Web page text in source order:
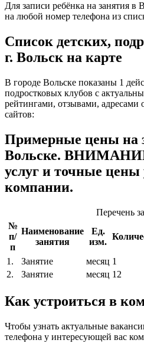
Для записи ребёнка на занятия в
на любой номер телефона из
Список детских,
г. Вольск на карте
В городе Вольске показаны 1
подростковых клубов с
рейтингами, отзывами,
сайтов:
Примерные цены на
Вольске.
услуг и точные цены
компании.
Перечень
№
п/
п
Наименование
занятия
Ед.
изм.
1.
Занятие месяц 1
2.
Занятие месяц 12
Как устроиться в
Чтобы узнать актуальные
телефона у интересующей вас